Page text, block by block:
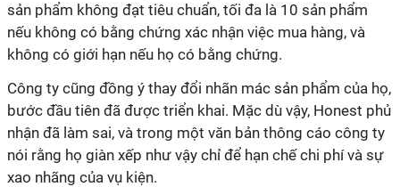
sản phẩm không đạt tiêu chuẩn, tối đa là 10 sản phẩm
nếu không có bằng chứng xác nhận việc mua hàng, và
không có giới hạn nếu họ có bằng chứng.
Công ty cũng đồng ý thay đổi nhãn mác sản phẩm của họ,
bước đầu tiên đã được triển khai. Mặc dù vậy, Honest phủ
nhận đã làm sai, và trong một văn bản thông cáo công ty
nói rằng họ giàn xếp như vậy chỉ để hạn chế chi phí và sự
xao nhãng của vụ kiện.